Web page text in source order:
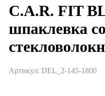
C.A.R. FIT
шпаклевка со
Артикул: DEL_2-145-1800